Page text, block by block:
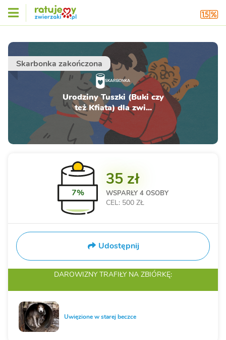
Skarbonka zakończona
SKARBONKA
Urodziny Tuszki (Buki czy
też Kfiata) dla zwi...
7%
35 zł
WSPARŁY 4 OSOBY
CEL: 500 ZŁ
Udostępnij
DAROWIZNY TRAFIŁY NA ZBIÓRKĘ:
Uwięzione w starej beczce